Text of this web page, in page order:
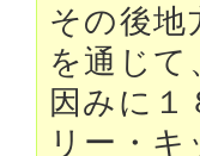
その後地
を通じて
因みに
リー・